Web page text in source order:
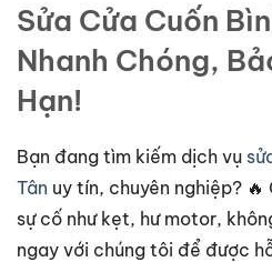
Sửa Cửa Cuốn
Nhanh Chóng,
Hạn!
Bạn đang tìm kiếm dịch vụ
Tân uy tín, chuyên nghiệp?
sự cố như kẹt, hư motor,
ngay với chúng tôi để được